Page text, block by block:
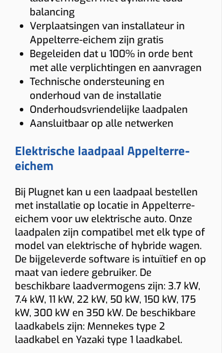
offerte en keuring? Bekijk dan onze
pagina overlaadpaal installateur in
Appelterre-eichem.
Plugnet denkt met u mee, zodat u niet
alleen technisch maar ook
economisch de juiste laadoplossing
kiest.
performant te houden.
Zo blijft uw laadpaal klaar voor
dagelijks gebruik, zowel thuis als op
het werk.
balancing
Verplaatsingen van installateur in
Appelterre-eichem zijn gratis
Begeleiden dat u 100% in orde bent
met alle verplichtingen en aanvragen
Technische ondersteuning en
onderhoud van de installatie
Onderhoudsvriendelijke laadpalen
Aansluitbaar op alle netwerken
Elektrische laadpaal Appelterre-
eichem
Bij Plugnet kan u een laadpaal bestellen
met installatie op locatie in Appelterre-
eichem voor uw elektrische auto. Onze
laadpalen zijn compatibel met elk type of
model van elektrische of hybride wagen.
De bijgeleverde software is intuïtief en op
maat van iedere gebruiker. De
beschikbare laadvermogens zijn: 3.7 kW,
7.4 kW, 11 kW, 22 kW, 50 kW, 150 kW, 175
kW, 300 kW en 350 kW. De beschikbare
laadkabels zijn: Mennekes type 2
laadkabel en Yazaki type 1 laadkabel.
Gebruik
Thuis Zakelijk
Thuis: vaak 6% btw bij woning ≥10 jaar. Zakelijk: 21% btw.
Montage
Wand Paal
Afstand verdeelkast → laadpunt
10–15 m
Load balancing
Ja Nee
Voorkomt dat de hoofdzekering uitvalt.
Meter
Digitale meter Analoge meter
BTW thuis
Woning ≥10 jaar (6% btw) Nieuwere woning (21% btw)
Alleen bij “Thuis”.
Gewenste functies (meerdere mogelijk)
Solar laden Dynamische tarieven laden Vaste kabel
Socket Smart charging Mobiele app
Ingebouwde MID-meter